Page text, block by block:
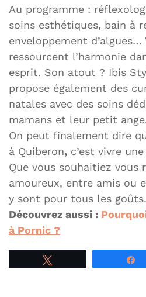
Au programme :
soins esthétiques, bain à
enveloppement
ressourcent l’harmonie
esprit. Son atout ? Ibis
propose également des
natales avec des soins
mamans et leur petit
On peut finalement dire
à Quiberon, c’est vivre
Que vous souhaitiez vous
amoureux, entre amis ou
y sont pour tous les goûts.
Découvrez aussi :
à Pornic ?